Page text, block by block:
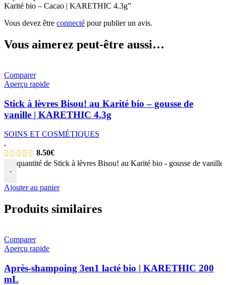
Karité bio – Cacao | KARETHIC 4.3g”
Vous devez être connecté pour publier un avis.
Vous aimerez peut-être aussi…
Comparer
Aperçu rapide
Stick à lèvres Bisou! au Karité bio – gousse de
vanille | KARETHIC 4.3g
SOINS ET COSMÉTIQUES
,
8.50€
-
quantité de Stick à lèvres Bisou! au Karité bio - gousse de
Ajouter au panier
Produits similaires
Comparer
Aperçu rapide
Après-shampoing 3en1 lacté bio | KARETHIC 200
mL